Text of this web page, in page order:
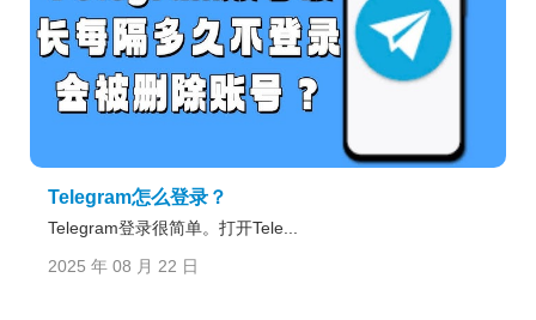
Telegram怎么登录？
Telegram登录很简单。打开Tele...
2025 年 08 月 22 日